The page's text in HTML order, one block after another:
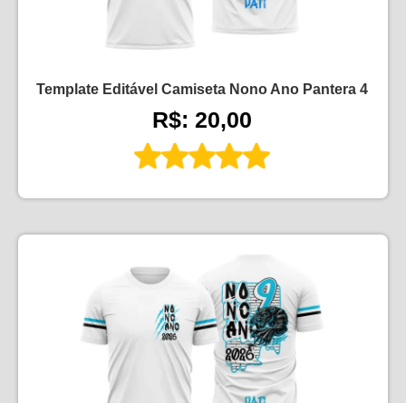
Template Editável Camiseta Nono Ano Pantera 4
R$: 20,00